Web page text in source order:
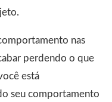
nas
perdendo o que
está
seu comportamento